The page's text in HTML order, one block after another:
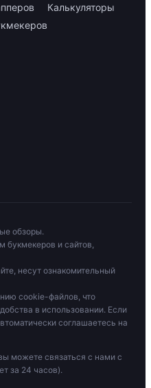
Калькуляторы
обзоры.
и сайтов,
несут ознакомительный
cookie-файлов, что
в использовании. Если
соглашаетесь на
можете связаться с нами с
за 24 часов).